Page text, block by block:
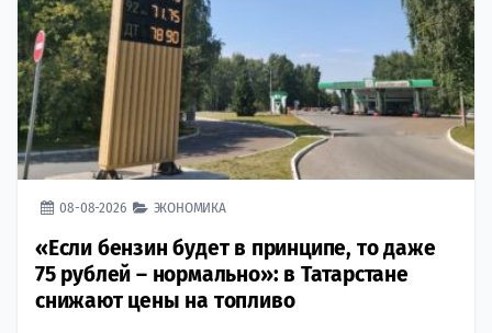
08-08-2026 ЭКОНОМИКА
«Если бензин будет в принципе, то даже
75 рублей – нормально»: в Татарстане
снижают цены на топливо